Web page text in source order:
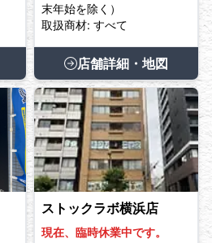
末年始を除く）
取扱商材: すべて
店舗詳細・地図
ストックラボ横浜店
現在、臨時休業中です。